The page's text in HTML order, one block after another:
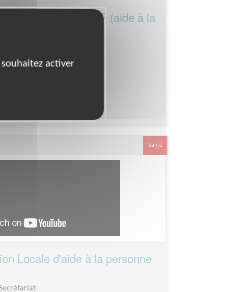
Locale ADMR (aide à la
d'équipe
Santé
Locale d'aide à la personne
activer